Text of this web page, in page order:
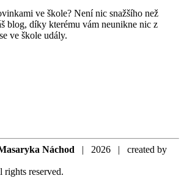
ve škole? Není nic snažšího než
blog, díky kterému vám neunikne nic z
ve škole udály.
Náchod | 2026 | created by
reserved.